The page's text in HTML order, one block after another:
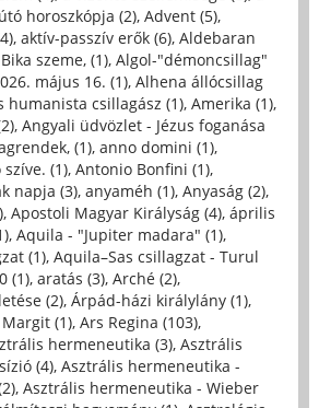
horoszkópja (2), Advent (5),
, aktív-passzív erők (6), Aldebaran
szeme, (1), Algol-"démoncsillag"
május 16. (1), Alhena állócsillag
humanista csillagász (1), Amerika (1),
, Angyali üdvözlet - Jézus foganása
(1), anno domini (1),
(1), Antonio Bonfini (1),
napja (3), anyaméh (1), Anyaság (2),
, Apostoli Magyar Királyság (4), április
, Aquila - "Jupiter madara" (1),
(1), Aquila–Sas csillagzat - Turul
(1), aratás (3), Arché (2),
(2), Árpád-házi királylány (1),
(1), Ars Regina (103),
hermeneutika (3), Asztrális
(4), Asztrális hermeneutika -
, Asztrális hermeneutika - Wieber